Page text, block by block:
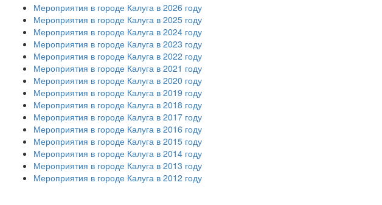
Мероприятия в городе Калуга в 2026 году
Мероприятия в городе Калуга в 2025 году
Мероприятия в городе Калуга в 2024 году
Мероприятия в городе Калуга в 2023 году
Мероприятия в городе Калуга в 2022 году
Мероприятия в городе Калуга в 2021 году
Мероприятия в городе Калуга в 2020 году
Мероприятия в городе Калуга в 2019 году
Мероприятия в городе Калуга в 2018 году
Мероприятия в городе Калуга в 2017 году
Мероприятия в городе Калуга в 2016 году
Мероприятия в городе Калуга в 2015 году
Мероприятия в городе Калуга в 2014 году
Мероприятия в городе Калуга в 2013 году
Мероприятия в городе Калуга в 2012 году